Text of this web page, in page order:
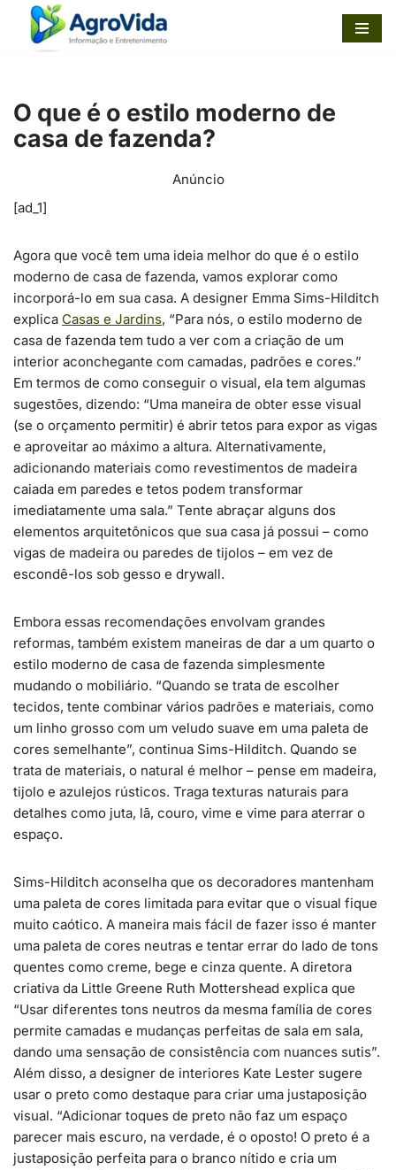
Pular
conteúdo
O que é o estilo moderno de
casa de fazenda?
Anúncio
[ad_1]
Agora que você tem uma ideia melhor do que é o estilo
moderno de casa de fazenda, vamos explorar como
incorporá-lo em sua casa. A designer Emma Sims-Hilditch
explica Casas e Jardins, “Para nós, o estilo moderno de
casa de fazenda tem tudo a ver com a criação de um
interior aconchegante com camadas, padrões e cores.”
Em termos de como conseguir o visual, ela tem algumas
sugestões, dizendo: “Uma maneira de obter esse visual
(se o orçamento permitir) é abrir tetos para expor as vigas
e aproveitar ao máximo a altura. Alternativamente,
adicionando materiais como revestimentos de madeira
caiada em paredes e tetos podem transformar
imediatamente uma sala.” Tente abraçar alguns dos
elementos arquitetônicos que sua casa já possui – como
vigas de madeira ou paredes de tijolos – em vez de
escondê-los sob gesso e drywall.
Embora essas recomendações envolvam grandes
reformas, também existem maneiras de dar a um quarto o
estilo moderno de casa de fazenda simplesmente
mudando o mobiliário. “Quando se trata de escolher
tecidos, tente combinar vários padrões e materiais, como
um linho grosso com um veludo suave em uma paleta de
cores semelhante”, continua Sims-Hilditch. Quando se
trata de materiais, o natural é melhor – pense em madeira,
tijolo e azulejos rústicos. Traga texturas naturais para
detalhes como juta, lã, couro, vime e vime para aterrar o
espaço.
Sims-Hilditch aconselha que os decoradores mantenham
uma paleta de cores limitada para evitar que o visual fique
muito caótico. A maneira mais fácil de fazer isso é manter
uma paleta de cores neutras e tentar errar do lado de tons
quentes como creme, bege e cinza quente. A diretora
criativa da Little Greene Ruth Mottershead explica que
“Usar diferentes tons neutros da mesma família de cores
permite camadas e mudanças perfeitas de sala em sala,
dando uma sensação de consistência com nuances sutis”.
Além disso, a designer de interiores Kate Lester sugere
usar o preto como destaque para criar uma justaposição
visual. “Adicionar toques de preto não faz um espaço
parecer mais escuro, na verdade, é o oposto! O preto é a
justaposição perfeita para o branco nítido e cria um